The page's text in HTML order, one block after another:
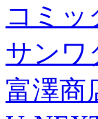
コミッ
サンワ
富澤商